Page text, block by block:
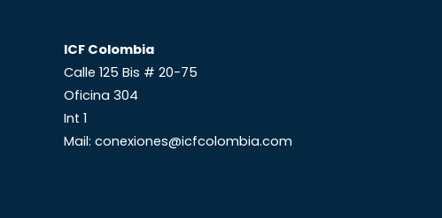
ICF Colombia
Calle 125 Bis # 20-75
Oficina 304
Int 1
Mail: conexiones@icfcolombia.com